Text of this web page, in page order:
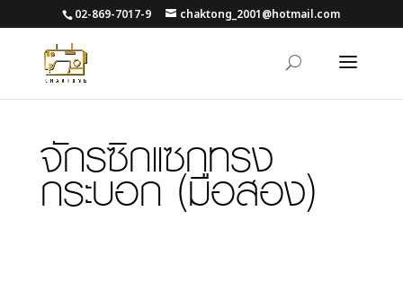
02-869-7017-9 chaktong_2001@hotmail.com
จักรซิกแซกทรง
กระบอก(มือสอง)